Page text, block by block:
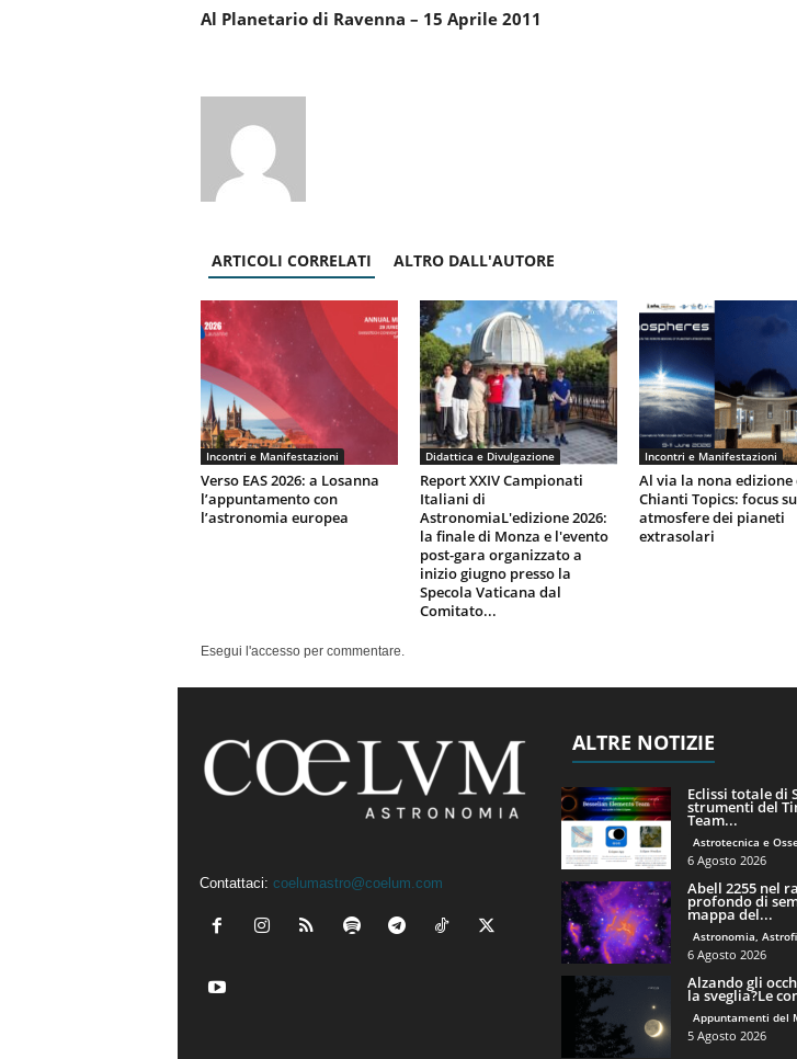
Al Planetario di Ravenna – 15 Aprile 2011
ARTICOLI CORRELATI ALTRO DALL'AUTORE
Incontri e Manifestazioni
Verso EAS 2026: a Losanna
l’appuntamento con
l’astronomia europea
Didattica e Divulgazione
Report XXIV Campionati
Italiani di
AstronomiaL'edizione 2026:
la finale di Monza e l'evento
post-gara organizzato a
inizio giugno presso la
Specola Vaticana dal
Comitato...
Incontri e Manifestazioni
Al via la nona edizione
Chianti Topics: focus
atmosfere dei pianeti
extrasolari
Esegui l'accesso per commentare.
Contattaci: coelumastro@coelum.com
ALTRE NOTIZIE
Eclissi totale di
strumenti del
Team...
Astrotecnica e
6 Agosto 2026
Abell 2255 nel
profondo di
mappa del...
Astronomia,
6 Agosto 2026
Alzando gli
la sveglia?Le
Appuntamenti del
5 Agosto 2026